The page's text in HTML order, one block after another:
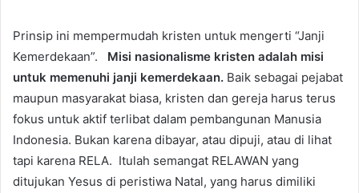
Prinsip ini mempermudah kristen untuk mengerti “Janji
Kemerdekaan”. Misi nasionalisme kristen adalah misi
untuk memenuhi janji kemerdekaan. Baik sebagai pejabat
maupun masyarakat biasa, kristen dan gereja harus terus
fokus untuk aktif terlibat dalam pembangunan Manusia
Indonesia. Bukan karena dibayar, atau dipuji, atau di lihat
tapi karena RELA. Itulah semangat RELAWAN yang
ditujukan Yesus di peristiwa Natal, yang harus dimiliki